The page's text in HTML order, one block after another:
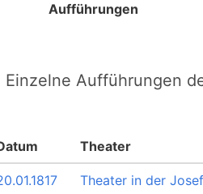
Aufführungen
Einzelne Aufführungen
Theater
Theater in der